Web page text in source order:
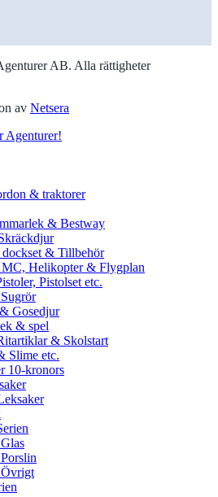
AB. Alla rättigheter
av Netsera
Agenturer!
& traktorer
& Bestway
& Tillbehör
Helikopter & Flygplan
Pistolset etc.
Gosedjur
& spel
& Skolstart
Slime etc.
10-kronors